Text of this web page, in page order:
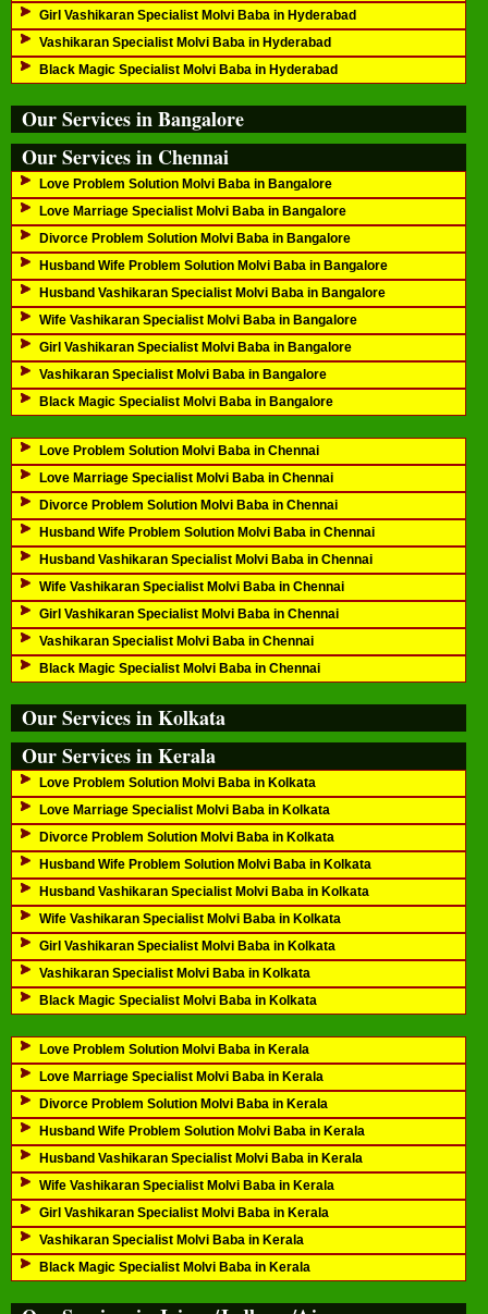
Girl Vashikaran Specialist Molvi Baba in Hyderabad
Vashikaran Specialist Molvi Baba in Hyderabad
Black Magic Specialist Molvi Baba in Hyderabad
Our Services in Bangalore
Our Services in Chennai
Love Problem Solution Molvi Baba in Bangalore
Love Marriage Specialist Molvi Baba in Bangalore
Divorce Problem Solution Molvi Baba in Bangalore
Husband Wife Problem Solution Molvi Baba in Bangalore
Husband Vashikaran Specialist Molvi Baba in Bangalore
Wife Vashikaran Specialist Molvi Baba in Bangalore
Girl Vashikaran Specialist Molvi Baba in Bangalore
Vashikaran Specialist Molvi Baba in Bangalore
Black Magic Specialist Molvi Baba in Bangalore
Love Problem Solution Molvi Baba in Chennai
Love Marriage Specialist Molvi Baba in Chennai
Divorce Problem Solution Molvi Baba in Chennai
Husband Wife Problem Solution Molvi Baba in Chennai
Husband Vashikaran Specialist Molvi Baba in Chennai
Wife Vashikaran Specialist Molvi Baba in Chennai
Girl Vashikaran Specialist Molvi Baba in Chennai
Vashikaran Specialist Molvi Baba in Chennai
Black Magic Specialist Molvi Baba in Chennai
Our Services in Kolkata
Our Services in Kerala
Love Problem Solution Molvi Baba in Kolkata
Love Marriage Specialist Molvi Baba in Kolkata
Divorce Problem Solution Molvi Baba in Kolkata
Husband Wife Problem Solution Molvi Baba in Kolkata
Husband Vashikaran Specialist Molvi Baba in Kolkata
Wife Vashikaran Specialist Molvi Baba in Kolkata
Girl Vashikaran Specialist Molvi Baba in Kolkata
Vashikaran Specialist Molvi Baba in Kolkata
Black Magic Specialist Molvi Baba in Kolkata
Love Problem Solution Molvi Baba in Kerala
Love Marriage Specialist Molvi Baba in Kerala
Divorce Problem Solution Molvi Baba in Kerala
Husband Wife Problem Solution Molvi Baba in Kerala
Husband Vashikaran Specialist Molvi Baba in Kerala
Wife Vashikaran Specialist Molvi Baba in Kerala
Girl Vashikaran Specialist Molvi Baba in Kerala
Vashikaran Specialist Molvi Baba in Kerala
Black Magic Specialist Molvi Baba in Kerala